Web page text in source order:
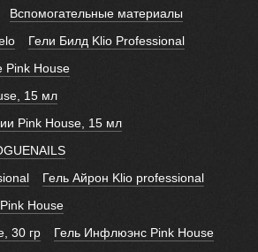
Вспомогательные материалы
Гели Билд Klio Professional
House
15 мл
Pink House, 15 мл
Гель Айрон Klio professional
House
30 гр
Гель Инфлюэнс Pink House